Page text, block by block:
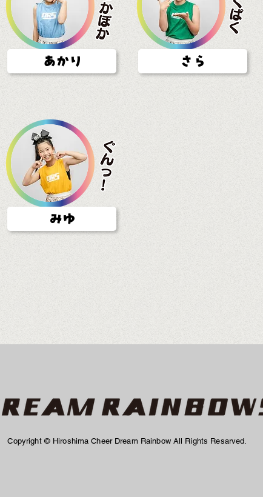
あかり
みゆ
さら
Copyright © Hiroshima Cheer Dream Rainbow All Rights Resarved.